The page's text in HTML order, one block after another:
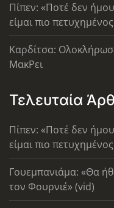
Πίπεν: «Ποτέ δεν
είμαι πιο
Καρδίτσα:
ΜακΡει
Τελευταία
Πίπεν: «Ποτέ δεν
είμαι πιο
Γουεμπανιάμα: «Θα
τον Φουρνιέ» (vid)